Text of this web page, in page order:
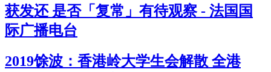
获发还 是否「复常」有待观察 - 法国国
际广播电台
2019馀波：香港岭大学生会解散 全港